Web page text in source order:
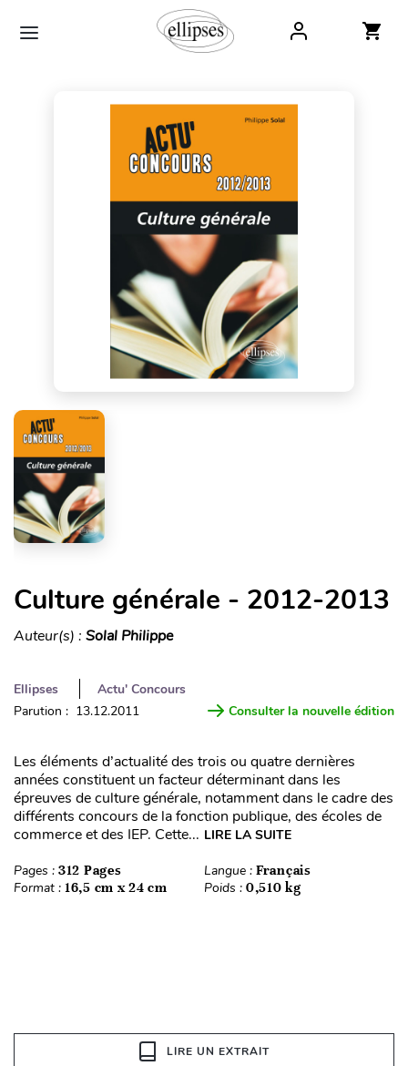
Culture générale - 2012-2013
Auteur(s) : Solal Philippe
Ellipses
Actu' Concours
Parution : 13.12.2011
Consulter la nouvelle édition
Les éléments d’actualité des trois ou quatre dernières
années constituent un facteur déterminant dans les
épreuves de culture générale, notamment dans le cadre des
différents concours de la fonction publique, des écoles de
commerce et des IEP. Cette... LIRE LA SUITE
Pages : 312 Pages Langue : Français
Format : 16,5 cm x 24 cm Poids : 0,510 kg
LIRE UN EXTRAIT